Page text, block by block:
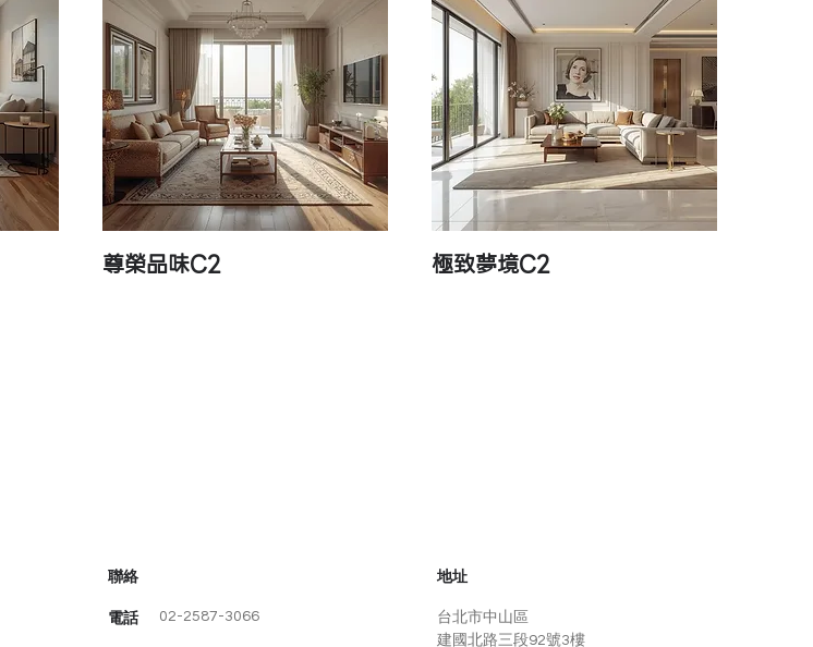
快速瀏覽
尊榮品味C2 快速瀏覽
極致夢境C2
​聯絡
電話 02-2587-3066
​地址
​台北市中山區
建國北路三段92號3樓